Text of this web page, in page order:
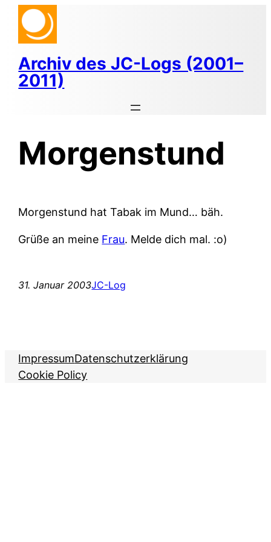
Zum
Inhalt
springen
Archiv des JC-Logs (2001–
2011)
Morgenstund
Morgenstund hat Tabak im Mund… bäh.
Grüße an meine Frau. Melde dich mal. :o)
31. Januar 2003JC-Log
ImpressumDatenschutzerklärung
Cookie Policy